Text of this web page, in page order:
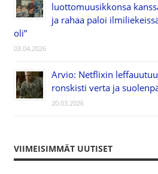
luottomuusikkonsa
ja rahaa paloi
oli”
03.04.2026
Arvio: Netflixin
ronskisti verta ja
20.03.2026
VIIMEISIMMÄT UUTISET